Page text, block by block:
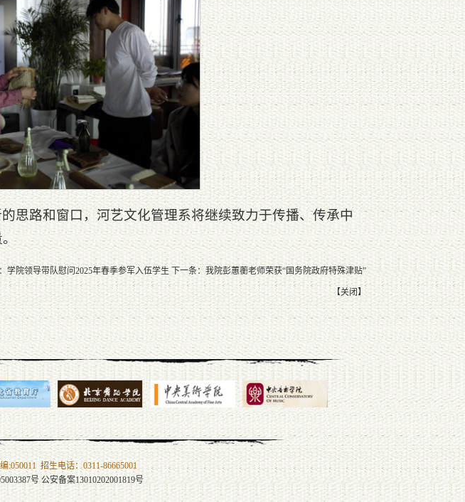
思路和窗口，河艺文化管理系将继续致力于传播、传承中
学院领导带队慰问2025年春季参军入伍学生下一条：我院彭蕙蘅老师荣获“国务院政府特殊津贴”
【关闭 】
:050011 招生电话：0311-86665001
号 公安备案13010202001819号